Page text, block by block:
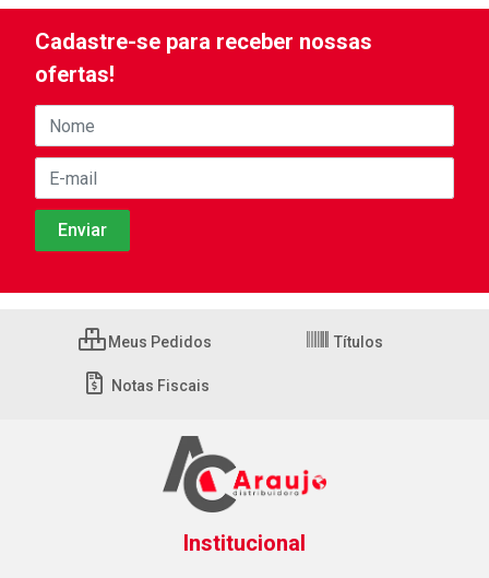
Cadastre-se para receber nossas
ofertas!
Meus Pedidos Títulos
Notas Fiscais
Institucional